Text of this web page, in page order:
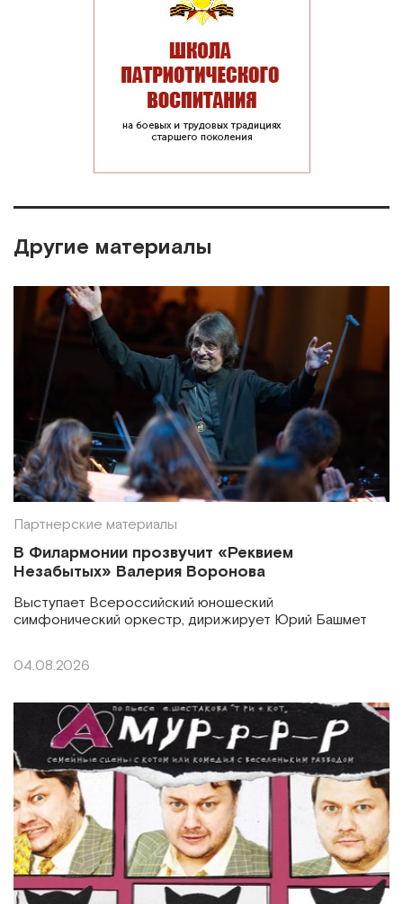
Другие материалы
Партнерские материалы
В Филармонии прозвучит «Реквием
Незабытых» Валерия Воронова
Выступает Всероссийский юношеский
симфонический оркестр, дирижирует Юрий Башмет
04.08.2026